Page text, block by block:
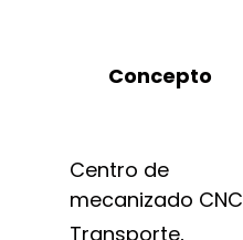
Concepto
Centro de
mecanizado CNC
Transporte,